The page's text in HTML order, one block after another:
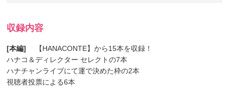
収録内容
[本編]
【HANACONTE】から15本を収録！
ハナコ＆ディレクター セレクトの7本
ハナチャンライブにて運で決めた枠の2本
視聴者投票による6本